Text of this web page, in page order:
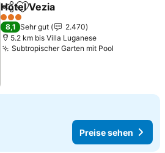
TeilenZu Favoriten hinzufügen
Hotel Vezia
3 Sterne
8,1 Sehr gut
2.470
5.2 km bis Villa Luganese
Subtropischer Garten mit Pool
Preise sehen